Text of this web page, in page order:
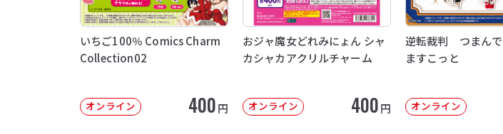
いちご100％ Comics Charm
Collection02
オンライン 400円
おジャ魔女どれみにょん シャ
カシャカアクリルチャーム
オンライン 400円
逆転裁判 つまんで
ますこっと
オンライン